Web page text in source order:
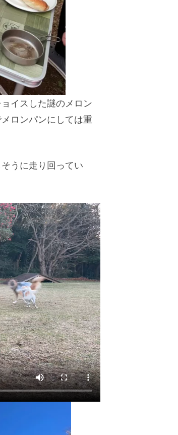
イスした謎のメロン
ロンパンにしては重
うに走り回ってい